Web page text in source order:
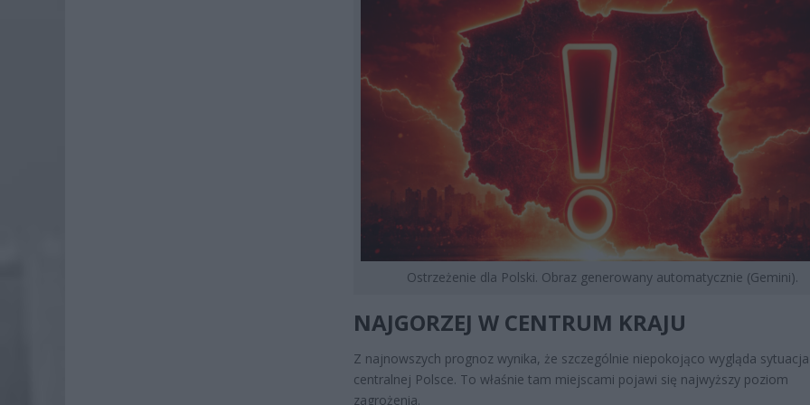
Ostrzeżenie dla Polski. Obraz generowany automatycznie (Gemini).
NAJGORZEJ W CENTRUM KRAJU
Z najnowszych prognoz wynika, że szczególnie niepokojąco wygląda
centralnej Polsce. To właśnie tam miejscami pojawi się najwyższy poziom
zagrożenia.